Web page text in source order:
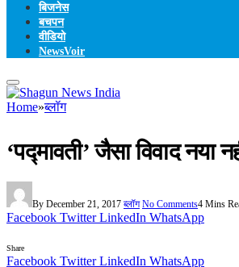
बिजनेस
बचपन
वीडियो
NewsVoir
Home»ब्लॉग
‘पद्मावती’ जैसा विवाद नया
By December 21, 2017 ब्लॉग No Comments4 Mins
Facebook Twitter LinkedIn WhatsApp
Share
Facebook Twitter LinkedIn WhatsApp